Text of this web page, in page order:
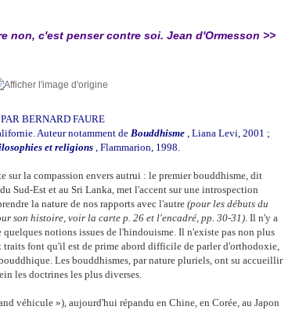
non, c'est penser contre soi. Jean d'Ormesson >>
PAR BERNARD FAURE
Auteur notamment de Bouddhisme , Liana Levi, 2001 ;
et religions, Flammarion, 1998.
sur la compassion envers autrui : le premier bouddhisme, dit
Sud-Est et au Sri Lanka, met l'accent sur une introspection
la nature de nos rapports avec l'autre (pour les débuts du
son histoire, voir la carte p. 26 et l'encadré, pp. 30-31). Il n'y a
quelques notions issues de l'hindouisme. Il n'existe pas non plus
traits font qu'il est de prime abord difficile de parler d'orthodoxie,
Les bouddhismes, par nature pluriels, ont su accueillir
les doctrines les plus diverses.
véhicule »), aujourd'hui répandu en Chine, en Corée, au Japon